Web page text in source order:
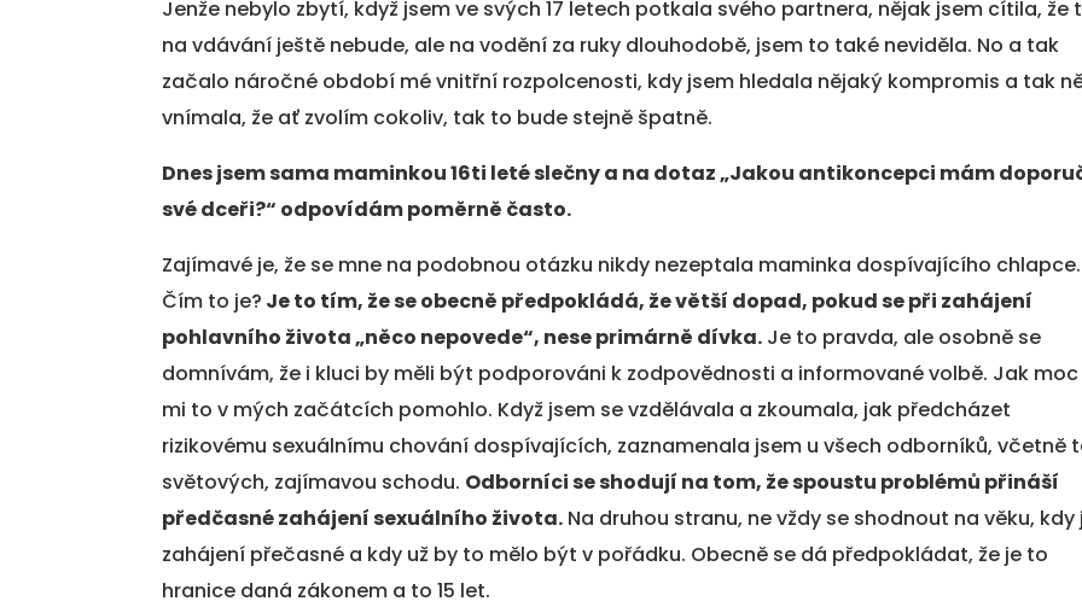
Jenže nebylo zbytí, když jsem ve svých 17 letech potkala svého partnera, nějak jsem cítila, že
na vdávání ještě nebude, ale na vodění za ruky dlouhodobě, jsem to také neviděla. No a tak
začalo náročné období mé vnitřní rozpolcenosti, kdy jsem hledala nějaký kompromis a tak
vnímala, že ať zvolím cokoliv, tak to bude stejně špatně.
Dnes jsem sama maminkou 16ti leté slečny a na dotaz „Jakou antikoncepci mám
své dceři?“ odpovídám poměrně často.
Zajímavé je, že se mne na podobnou otázku nikdy nezeptala maminka dospívajícího chlapce.
Čím to je? Je to tím, že se obecně předpokládá, že větší dopad, pokud se při zahájení
pohlavního života „něco nepovede“, nese primárně dívka. Je to pravda, ale osobně se
domnívám, že i kluci by měli být podporováni k zodpovědnosti a informované volbě. Jak
mi to v mých začátcích pomohlo. Když jsem se vzdělávala a zkoumala, jak předcházet
rizikovému sexuálnímu chování dospívajících, zaznamenala jsem u všech odborníků, včetně
světových, zajímavou schodu. Odborníci se shodují na tom, že spoustu problémů přináší
předčasné zahájení sexuálního života. Na druhou stranu, ne vždy se shodnout na věku, kdy
zahájení přečasné a kdy už by to mělo být v pořádku. Obecně se dá předpokládat, že je to
hranice daná zákonem a to 15 let.